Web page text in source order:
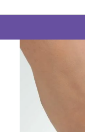
HOPPA TILL